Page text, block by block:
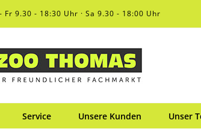
Fr 9.30 - 18:30 Uhr · Sa 9.30 - 18:00 Uhr
Service Unsere Kunden Unser